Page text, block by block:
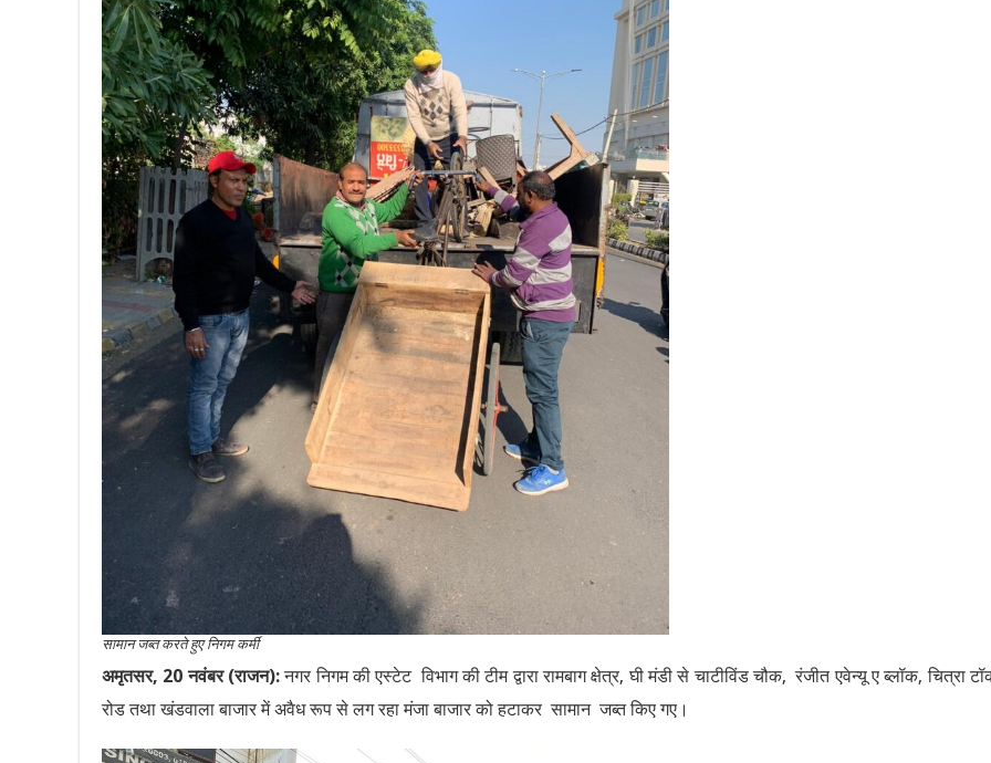
सामान जब्त करते हुए निगम कर्मी
अमृतसर, 20 नवंबर (राजन):नगर निगम की एस्टेट विभाग की टीम द्वारा रामबाग क्षेत्र, घी मंडी से चाटीविंड चौक, रंजीत एवेन्यू ए ब्लॉक, चित्रा
रोड तथा खंडवाला बाजार में अवैध रूप से लग रहा मंजा बाजार को हटाकर सामान जब्त किए गए।